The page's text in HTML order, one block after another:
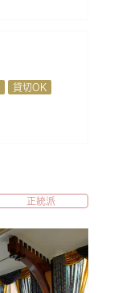
貸切OK
正統派